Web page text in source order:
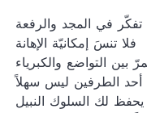
في المجد والرفعة
فلا تنسَ إمكانيّة الإهانة
الطرفين ليس سهلاً
لك السلوك النبيل